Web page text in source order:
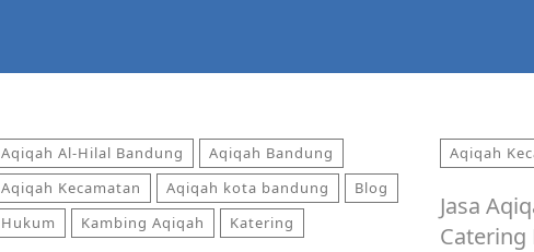
Aqiqah Al-Hilal Bandung
Aqiqah Bandung
Aqiqah Kecamatan
Aqiqah kota bandung
Blog
Hukum
Kambing Aqiqah Katering
Aqiqah
Jasa
Catering